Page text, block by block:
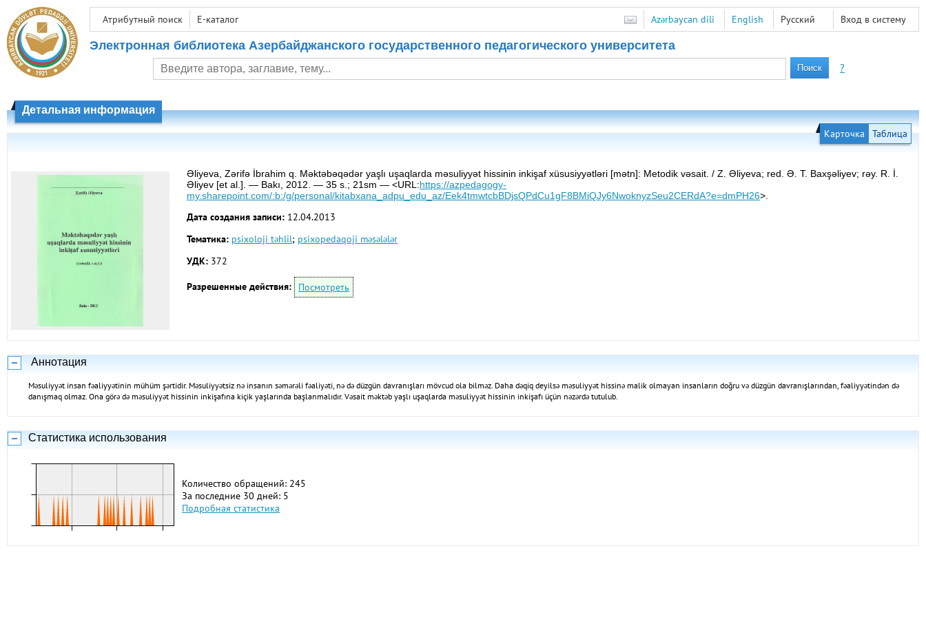
Атрибутный поиск E-каталог Вход в систему
Azərbaycan dili English Русский
Электронная библиотека Азербайджанского государственного педагогического университета
?
Детальная информация
Карточка Таблица
Əliyeva, Zərifə İbrahim q. Məktəbəqədər yaşlı uşaqlarda məsuliyyət hissinin inkişaf xüsusiyyətləri [mətn]: Metodik vəsait. / Z. Əliyeva; rеd. Ə. T. Baxşəliyev; rəy. R. İ.
Əliyev [et al.]. — Bakı, 2012. — 35 s.; 21sm — <URL:https://azpedagogy-
my.sharepoint.com/:b:/g/personal/kitabxana_adpu_edu_az/Eek4tmwtcbBDjsQPdCu1gF8BMiQJy6NwoknyzSeu2CERdA?e=dmPH26>.
Дата создания записи: 12.04.2013
Тематика: psixoloji təhlil; psixopedaqoji məsələlər
УДК: 372
Разрешенные действия: Посмотреть
Аннотация
Məsuliyyət insan fəaliyyətinin mühüm şərtidir. Məsuliyyətsiz nə insanın səmərəli fəaliyəti, nə də düzgün davranışları mövcud ola bilməz. Daha dəqiq deyilsə məsuliyyət hissinə malik olmayan insanların doğru və düzgün davranışlarından, fəaliyyətindən də
danışmaq olmaz. Ona görə də məsuliyyət hissinin inkişafına kiçik yaşlarında başlanmalıdır. Vəsait məktəb yaşlı uşaqlarda məsuliyyət hissinin inkişafı üçün nəzərdə tutulub.
Статистика использования
Количество обращений: 245
За последние 30 дней: 5
Подробная статистика